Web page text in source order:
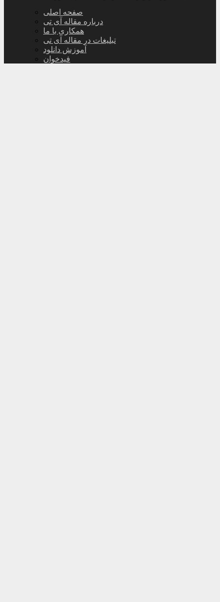
صفحه اصلی
درباره مقاله آی تی
همکاری با ما
تبلیغات در مقاله آی تی
آموزش دانلود
فیدخوان